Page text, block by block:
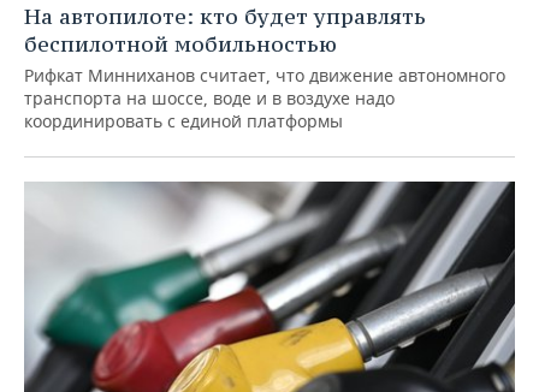
На автопилоте: кто будет управлять
беспилотной мобильностью
Рифкат Минниханов считает, что движение автономного
транспорта на шоссе, воде и в воздухе надо
координировать с единой платформы